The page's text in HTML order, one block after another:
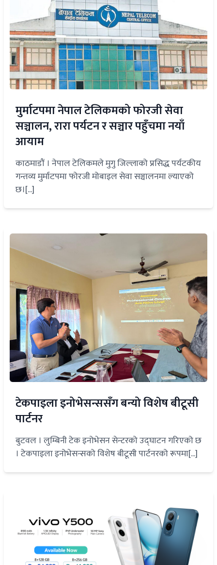
मुर्माटपमा नेपाल टेलिकमको फोरजी सेवा
सञ्चालन, रारा पर्यटन र सञ्चार पहुँचमा नयाँ
आयाम
काठमाडौं । नेपाल टेलिकमले मुगु जिल्लाको प्रसिद्ध पर्यटकीय
गन्तव्य मुर्माटपमा फोरजी मोबाइल सेवा सञ्चालनमा ल्याएको
छ।[...]
टेकपाइला इनोभेसन्ससँग बन्यो विशेष बीटूसी
पार्टनर
बुटवल । लुम्बिनी टेक इनोभेसन सेन्टरको उद्घाटन गरिएको छ
। टेकपाइला इनोभेसन्सको विशेष बीटूसी पार्टनरको रूपमा[...]